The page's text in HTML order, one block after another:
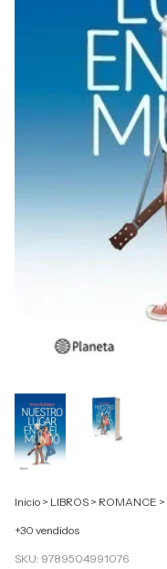
Inicio > LIBROS > ROMANCE >
+30 vendidos
SKU: 9789504991076